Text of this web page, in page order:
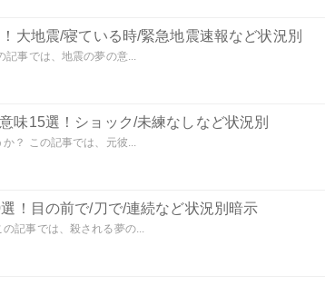
大地震/寝ている時/緊急地震速報など状況別
記事では、地震の夢の意...
味15選！ショック/未練なしなど状況別
？ この記事では、元彼...
！目の前で/刀で/連続など状況別暗示
記事では、殺される夢の...